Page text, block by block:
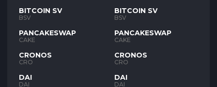
BITCOIN SV
BSV
PANCAKESWAP
CAKE
CRONOS
CRO
DAI
DAI
BITCOIN SV
BSV
PANCAKESWAP
CAKE
CRONOS
CRO
DAI
DAI